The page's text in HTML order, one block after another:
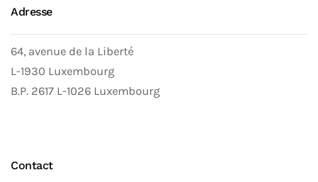
Adresse
64, avenue de la Liberté
L-1930 Luxembourg
B.P. 2617 L-1026 Luxembourg
Contact